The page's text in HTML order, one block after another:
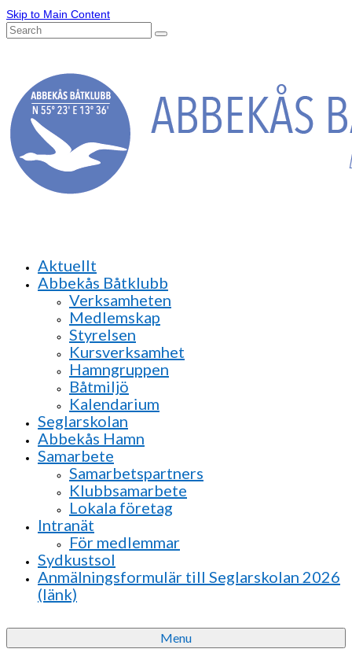
Skip to Main Content
Search
Aktuellt
Abbekås Båtklubb
Verksamheten
Medlemskap
Styrelsen
Kursverksamhet
Hamngruppen
Båtmiljö
Kalendarium
Seglarskolan
Abbekås Hamn
Samarbete
Samarbetspartners
Klubbsamarbete
Lokala företag
Intranät
För medlemmar
Sydkustsol
Anmälningsformulär till Seglarskolan 2026
(länk)
Menu